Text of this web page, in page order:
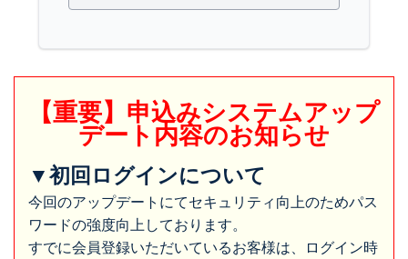
【重要】申込みシステムアップ
デート内容のお知らせ
▼初回ログインについて
今回のアップデートにてセキュリティ向上のためパス
ワードの強度向上しております。
すでに会員登録いただいているお客様は、ログイン時